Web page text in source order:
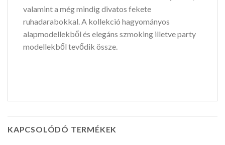
valamint a még mindig divatos fekete
ruhadarabokkal. A kollekció hagyományos
alapmodellekből és elegáns szmoking illetve party
modellekből tevődik össze.
KAPCSOLÓDÓ TERMÉKEK